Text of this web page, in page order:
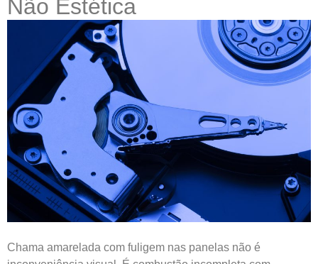
Não Estética
Chama amarelada com fuligem nas panelas não é